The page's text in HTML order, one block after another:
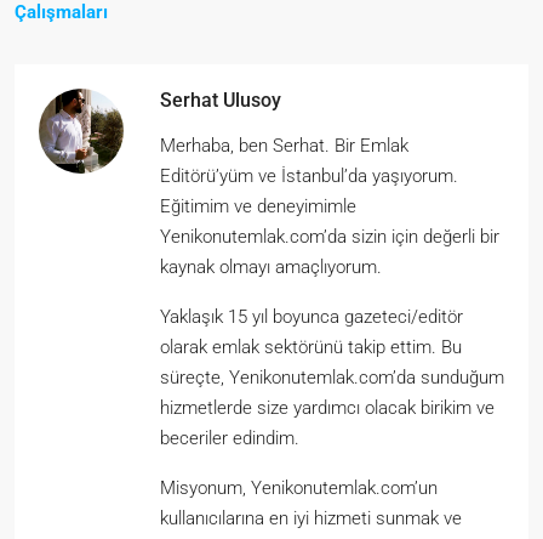
Çalışmaları
Serhat Ulusoy
Merhaba, ben Serhat. Bir Emlak
Editörü’yüm ve İstanbul’da yaşıyorum.
Eğitimim ve deneyimimle
Yenikonutemlak.com’da sizin için değerli bir
kaynak olmayı amaçlıyorum.
Yaklaşık 15 yıl boyunca gazeteci/editör
olarak emlak sektörünü takip ettim. Bu
süreçte, Yenikonutemlak.com’da sunduğum
hizmetlerde size yardımcı olacak birikim ve
beceriler edindim.
Misyonum, Yenikonutemlak.com’un
kullanıcılarına en iyi hizmeti sunmak ve